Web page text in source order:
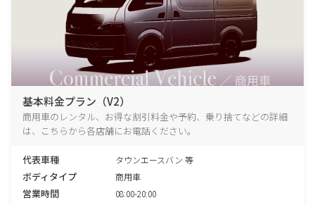
基本料金プラン（V2）
商用車のレンタル、お得な割引料金や予約、乗り捨てなどの詳細
は、こちらから各店舗にお電話ください。
代表車種 タウンエースバン 等
ボディタイプ 商用車
営業時間 08:00-20:00